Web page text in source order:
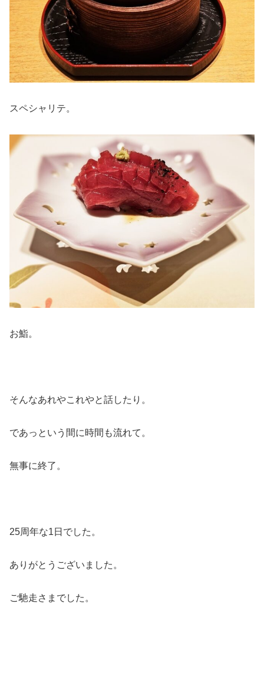
スペシャリテ。
お鮨。
そんなあれやこれやと話したり。
であっという間に時間も流れて。
無事に終了。
25周年な1日でした。
ありがとうございました。
ご馳走さまでした。